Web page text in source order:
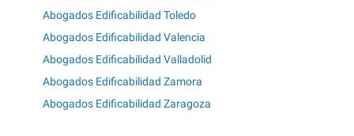
Abogados Edificabilidad Toledo
Abogados Edificabilidad Valencia
Abogados Edificabilidad Valladolid
Abogados Edificabilidad Zamora
Abogados Edificabilidad Zaragoza